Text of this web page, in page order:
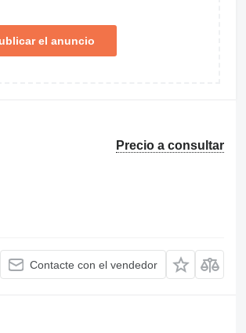
el anuncio
Precio a consultar
Contacte con el vendedor